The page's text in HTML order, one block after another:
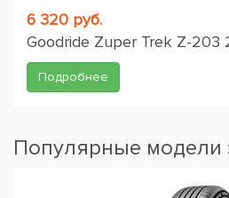
6 320 руб.
Goodride Zuper Trek Z-203
Подробнее
Популярные модели